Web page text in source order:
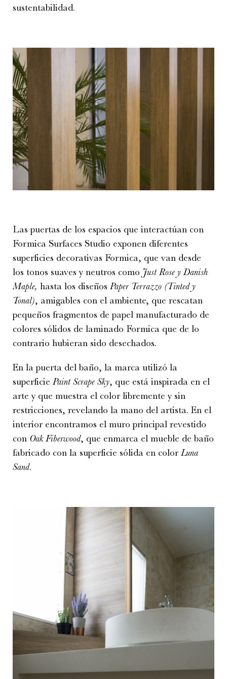
sustentabilidad.
Las puertas de los espacios que interactúan con
Formica Surfaces Studio exponen diferentes
superficies decorativas Formica, que van desde
los tonos suaves y neutros como Just Rose y Danish
Maple, hasta los diseños Paper Terrazzo (Tinted y
Tonal), amigables con el ambiente, que rescatan
pequeños fragmentos de papel manufacturado de
colores sólidos de laminado Formica que de lo
contrario hubieran sido desechados.
En la puerta del baño, la marca utilizó la
superficie Paint Scrape Sky, que está inspirada en el
arte y que muestra el color libremente y sin
restricciones, revelando la mano del artista. En el
interior encontramos el muro principal revestido
con Oak Fiberwood, que enmarca el mueble de baño
fabricado con la superficie sólida en colorLuna
Sand.